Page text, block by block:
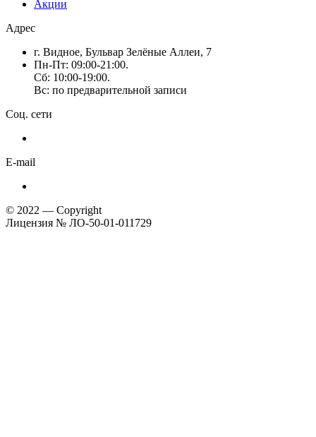
Акции
Адрес
г. Видное, Бульвар Зелёные Аллеи, 7
Пн-Пт: 09:00-21:00.
Сб: 10:00-19:00.
Вс: по предварительной записи
Соц. сети
E-mail
© 2022 — Copyright
Лицензия № ЛО-50-01-011729